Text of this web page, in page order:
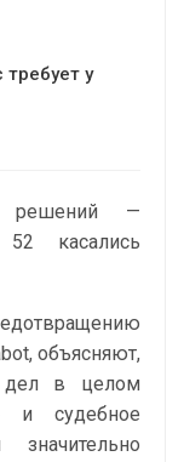
требует у
решений —
касались
объясняют,
дел в целом
и судебное
значительно